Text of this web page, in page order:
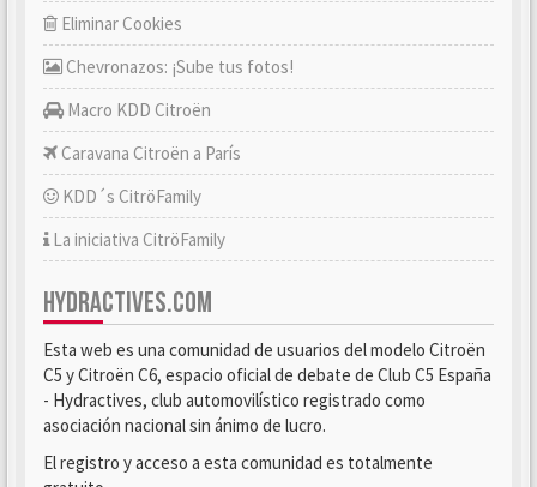
Eliminar Cookies
Chevronazos: ¡Sube tus fotos!
Macro KDD Citroën
Caravana Citroën a París
KDD´s CitröFamily
La iniciativa CitröFamily
HYDRACTIVES.COM
Esta web es una comunidad de usuarios del modelo Citroën
C5 y Citroën C6, espacio oficial de debate de Club C5 España
- Hydractives, club automovilístico registrado como
asociación nacional sin ánimo de lucro.
El registro y acceso a esta comunidad es totalmente